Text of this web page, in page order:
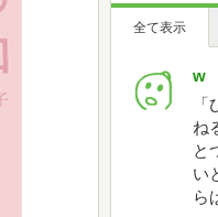
全て表示
w
ね
と
い
ら